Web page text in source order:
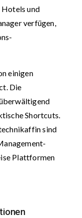
Hotels und
verfügen,
einigen
Die
Shortcuts.
sind
Plattformen